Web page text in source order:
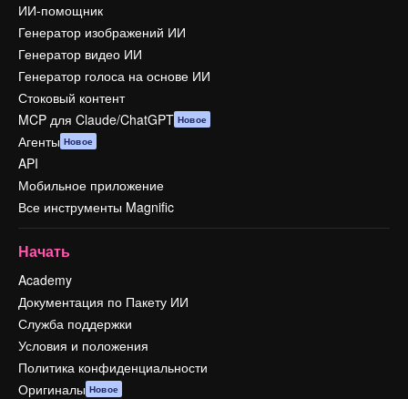
ИИ-помощник
Генератор изображений ИИ
Генератор видео ИИ
Генератор голоса на основе ИИ
Стоковый контент
MCP для Claude/ChatGPT Новое
Агенты Новое
API
Мобильное приложение
Все инструменты Magnific
Начать
Academy
Документация по Пакету ИИ
Служба поддержки
Условия и положения
Политика конфиденциальности
Оригиналы Новое